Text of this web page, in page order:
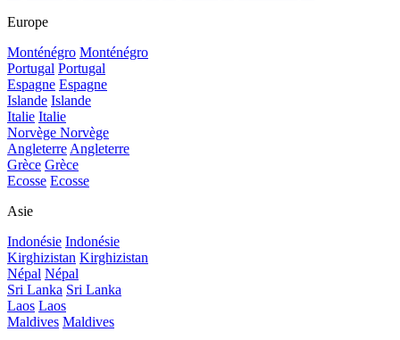
Europe
Monténégro Monténégro
Portugal Portugal
Espagne Espagne
Islande Islande
Italie Italie
Norvège Norvège
Angleterre Angleterre
Grèce Grèce
Ecosse Ecosse
Asie
Indonésie Indonésie
Kirghizistan Kirghizistan
Népal Népal
Sri Lanka Sri Lanka
Laos Laos
Maldives Maldives